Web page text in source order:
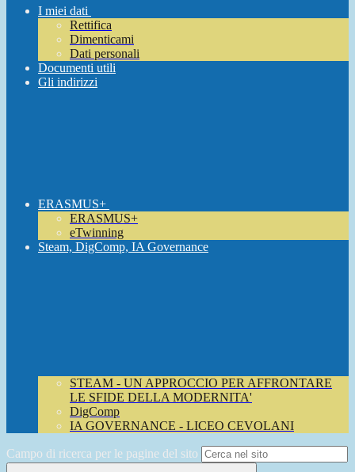
I miei dati
Rettifica
Dimenticami
Dati personali
Documenti utili
Gli indirizzi
ERASMUS+
ERASMUS+
eTwinning
Steam, DigComp, IA Governance
STEAM - UN APPROCCIO PER AFFRONTARE
LE SFIDE DELLA MODERNITA'
DigComp
IA GOVERNANCE - LICEO CEVOLANI
Campo di ricerca per le pagine del sito